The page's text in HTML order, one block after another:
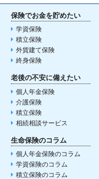
保険でお金を貯めたい
学資保険
積立保険
外貨建て保険
終身保険
老後の不安に備えたい
個人年金保険
介護保険
積立保険
相続相談サービス
生命保険のコラム
個人年金保険のコラム
学資保険のコラム
積立保険のコラム